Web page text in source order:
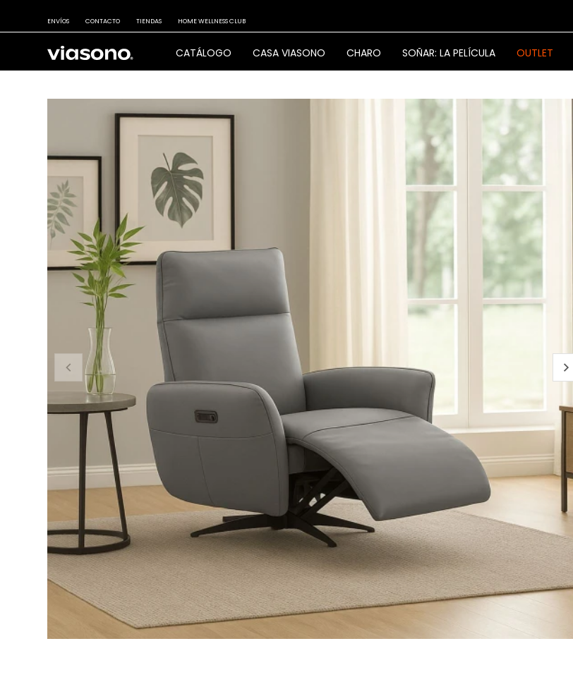
CATÁLOGO CASA VIASONO CHARO SOÑAR: LA PELÍCULA OUTLET
ENVÍOS CONTACTO TIENDAS HOME WELLNESS CLUB